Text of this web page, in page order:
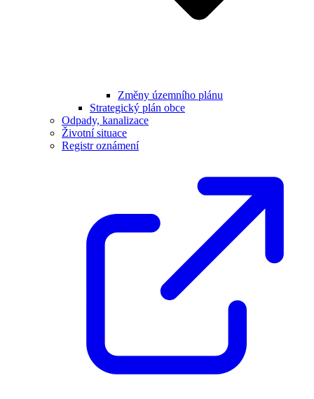
Změny územního plánu
Strategický plán obce
Odpady, kanalizace
Životní situace
Registr oznámení